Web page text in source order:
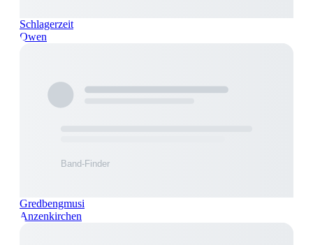
Schlagerzeit
Owen
Gredbengmusi
Anzenkirchen